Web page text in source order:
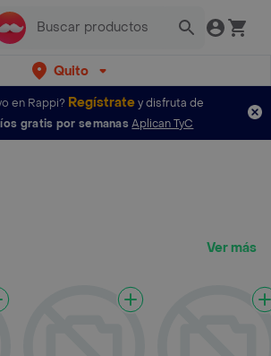
Quito
en Rappi? Regístratey disfruta de
gratis por semanas Aplican TyC
Ver más